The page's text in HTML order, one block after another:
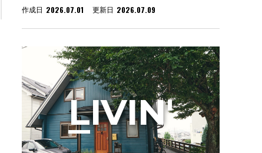
作成日 2026.07.01 更新日 2026.07.09
LIVIN'